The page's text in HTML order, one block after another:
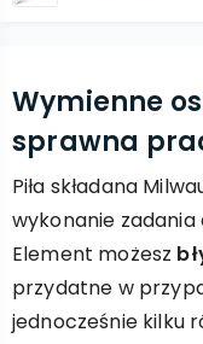
Wymienne
sprawna
Piła składana
wykonanie
Element możesz
przydatne w
jednocześnie kilku